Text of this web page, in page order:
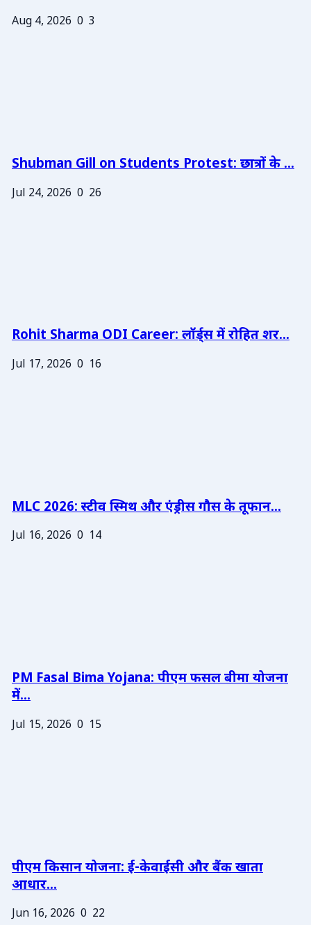
Aug 4, 2026 0 3
Shubman Gill on Students Protest: छात्रों के ...
Jul 24, 2026 0 26
Rohit Sharma ODI Career: लॉर्ड्स में रोहित शर...
Jul 17, 2026 0 16
MLC 2026: स्टीव स्मिथ और एंड्रीस गौस के तूफान...
Jul 16, 2026 0 14
PM Fasal Bima Yojana: पीएम फसल बीमा योजना
में...
Jul 15, 2026 0 15
पीएम किसान योजना: ई-केवाईसी और बैंक खाता
आधार...
Jun 16, 2026 0 22